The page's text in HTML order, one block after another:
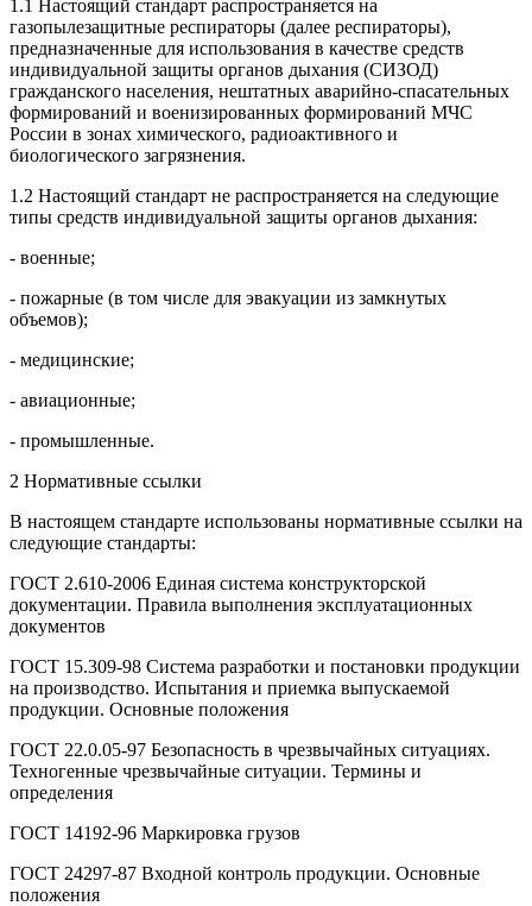
1.1 Настоящий стандарт распространяется на
газопылезащитные респираторы (далее респираторы),
предназначенные для использования в качестве средств
индивидуальной защиты органов дыхания (СИЗОД)
гражданского населения, нештатных аварийно-спасательных
формирований и военизированных формирований МЧС
России в зонах химического, радиоактивного и
биологического загрязнения.
1.2 Настоящий стандарт не распространяется на следующие
типы средств индивидуальной защиты органов дыхания:
- военные;
- пожарные (в том числе для эвакуации из замкнутых
объемов);
- медицинские;
- авиационные;
- промышленные.
2 Нормативные ссылки
В настоящем стандарте использованы нормативные ссылки на
следующие стандарты:
ГОСТ 2.610-2006 Единая система конструкторской
документации. Правила выполнения эксплуатационных
документов
ГОСТ 15.309-98 Система разработки и постановки продукции
на производство. Испытания и приемка выпускаемой
продукции. Основные положения
ГОСТ 22.0.05-97 Безопасность в чрезвычайных ситуациях.
Техногенные чрезвычайные ситуации. Термины и
определения
ГОСТ 14192-96 Маркировка грузов
ГОСТ 24297-87 Входной контроль продукции. Основные
положения